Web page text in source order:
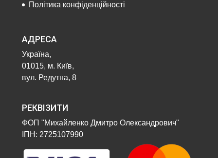
Політика конфіденційності
АДРЕСА
Україна,
01015, м. Київ,
вул. Редутна, 8
РЕКВІЗИТИ
ФОП "Михайленко Дмитро Олександрович"
ІПН: 2725107990